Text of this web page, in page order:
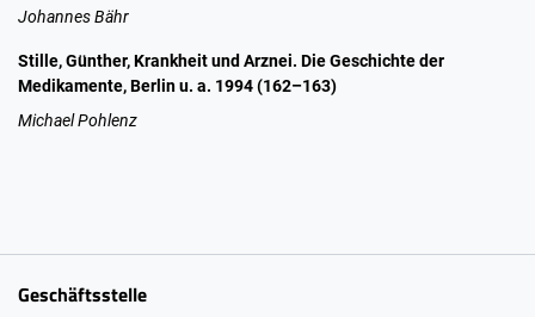
Johannes Bähr
Stille, Günther, Krankheit und Arznei. Die Geschichte der
Medikamente, Berlin u. a. 1994 (162–163)
Michael Pohlenz
Geschäftsstelle